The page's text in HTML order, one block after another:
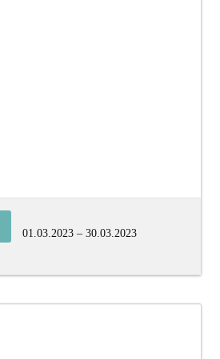
01.03.2023 – 30.03.2023